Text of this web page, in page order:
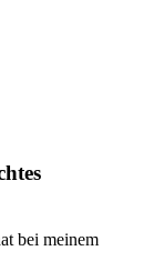
bei meinem